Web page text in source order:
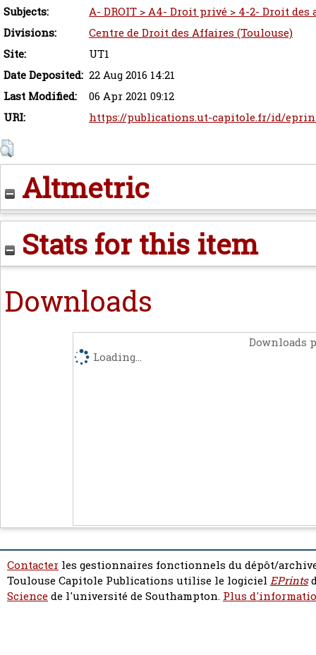
Subjects:
A- DROIT > A4- Droit privé > 4-2- Droit
Divisions:
Centre de Droit des Affaires (Toulouse)
Site:
UT1
Date Deposited: 22 Aug 2016 14:21
Last Modified:
06 Apr 2021 09:12
URI:
https://publications.ut-capitole.fr/id/
Altmetric
Stats for this item
Downloads
Downloads
Loading...
Contacter les gestionnaires fonctionnels du dépôt/
Toulouse Capitole Publications utilise le logiciel EPrints
Sciencede l'université de Southampton. Plus